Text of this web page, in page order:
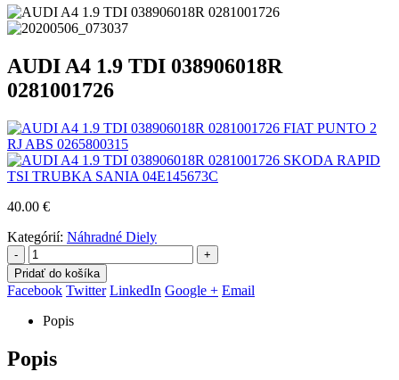
AUDI A4 1.9 TDI 038906018R
0281001726
FIAT PUNTO 2
RJ ABS 0265800315
SKODA RAPID
TSI TRUBKA SANIA 04E145673C
40.00 €
Kategórií: Náhradné Diely
-
+
Pridať do košíka
Facebook Twitter LinkedIn Google + Email
Popis
Popis